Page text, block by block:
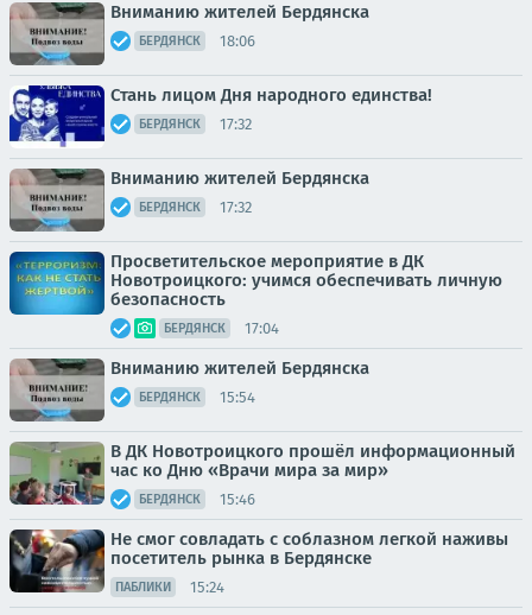
Вниманию жителей Бердянска
БЕРДЯНСК 18:06
Стань лицом Дня народного единства!
БЕРДЯНСК 17:32
Вниманию жителей Бердянска
БЕРДЯНСК 17:32
Просветительское мероприятие в ДК
Новотроицкого: учимся обеспечивать личную
безопасность
БЕРДЯНСК 17:04
Вниманию жителей Бердянска
БЕРДЯНСК 15:54
В ДК Новотроицкого прошёл информационный
час ко Дню «Врачи мира за мир»
БЕРДЯНСК 15:46
Не смог совладать с соблазном легкой наживы
посетитель рынка в Бердянске
ПАБЛИКИ 15:24